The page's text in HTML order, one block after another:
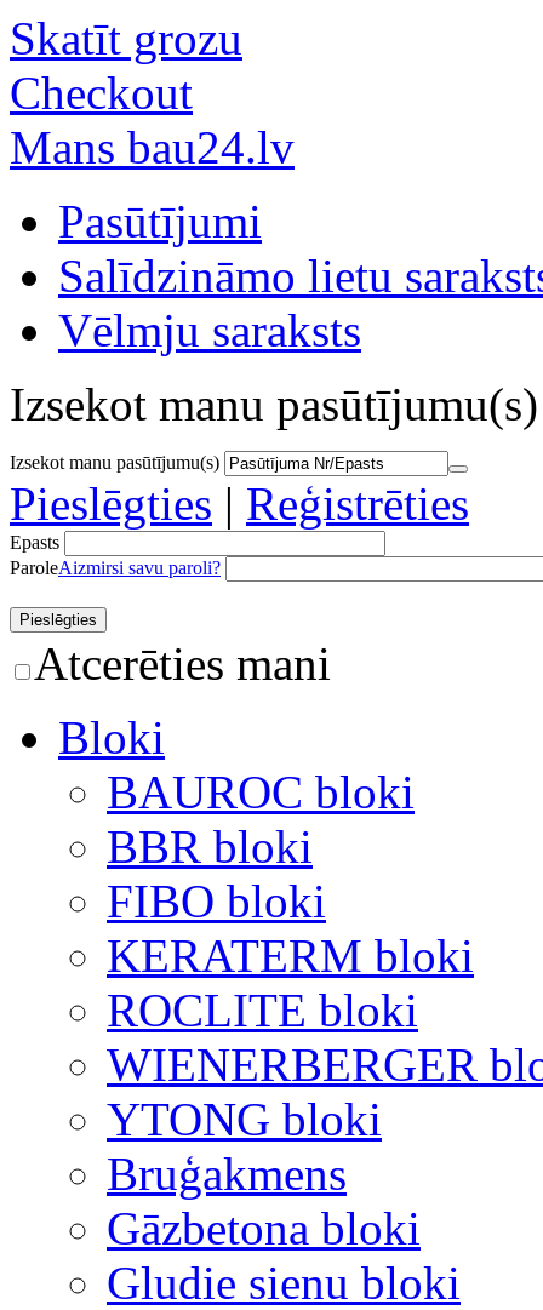
Skatīt grozu
Checkout
Mans bau24.lv
Pasūtījumi
Salīdzināmo lietu
Vēlmju saraksts
Izsekot manu pasūtījumu(s)
Izsekot manu pasūtījumu(s)
Pieslēgties | Reģistrēties
Epasts
ParoleAizmirsi savu paroli?
Atcerēties mani
Bloki
BAUROC bloki
BBR bloki
FIBO bloki
KERATERM bloki
ROCLITE bloki
WIENERBERGER
YTONG bloki
Bruģakmens
Gāzbetona bloki
Gludie sienu bloki